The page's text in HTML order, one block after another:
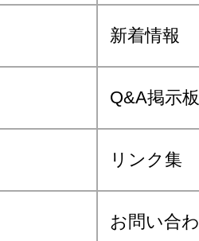
新着情報
Q&A掲示板
リンク集
お問い合